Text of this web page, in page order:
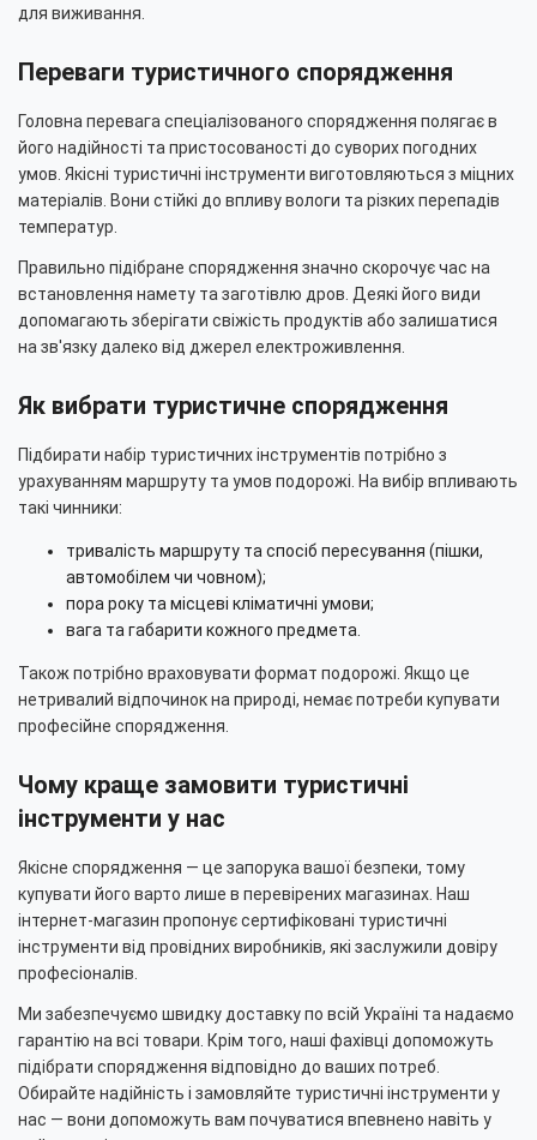
для виживання.
Переваги туристичного спорядження
Головна перевага спеціалізованого спорядження полягає в
його надійності та пристосованості до суворих погодних
умов. Якісні туристичні інструменти виготовляються з міцних
матеріалів. Вони стійкі до впливу вологи та різких перепадів
температур.
Правильно підібране спорядження значно скорочує час на
встановлення намету та заготівлю дров. Деякі його види
допомагають зберігати свіжість продуктів або залишатися
на зв'язку далеко від джерел електроживлення.
Як вибрати туристичне спорядження
Підбирати набір туристичних інструментів потрібно з
урахуванням маршруту та умов подорожі. На вибір впливають
такі чинники:
тривалість маршруту та спосіб пересування (пішки,
автомобілем чи човном);
пора року та місцеві кліматичні умови;
вага та габарити кожного предмета.
Також потрібно враховувати формат подорожі. Якщо це
нетривалий відпочинок на природі, немає потреби купувати
професійне спорядження.
Чому краще замовити туристичні
інструменти у нас
Якісне спорядження — це запорука вашої безпеки, тому
купувати його варто лише в перевірених магазинах. Наш
інтернет-магазин пропонує сертифіковані туристичні
інструменти від провідних виробників, які заслужили довіру
професіоналів.
Ми забезпечуємо швидку доставку по всій Україні та надаємо
гарантію на всі товари. Крім того, наші фахівці допоможуть
підібрати спорядження відповідно до ваших потреб.
Обирайте надійність і замовляйте туристичні інструменти у
нас — вони допоможуть вам почуватися впевнено навіть у